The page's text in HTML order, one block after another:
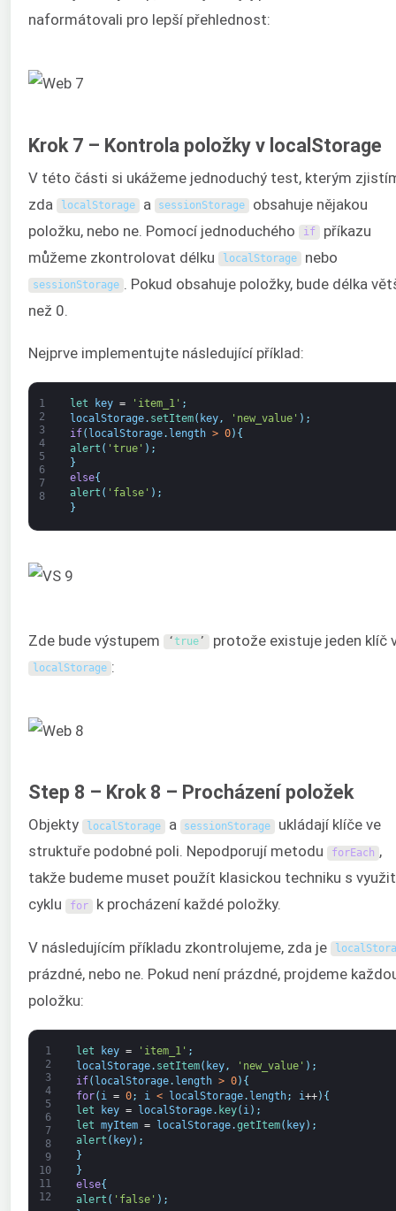
naformátovali pro lepší přehlednost:
Krok 7 – Kontrola položky v localStorage
V této části si ukážeme jednoduchý test, kterým
zda
localStorage a sessionStorage
obsahuje nějakou
položku, nebo ne. Pomocí jednoduchého
if příkazu
můžeme zkontrolovat délku
localStorage nebo
sessionStorage . Pokud obsahuje položky, bude délka
než 0.
Nejprve implementujte následující příklad:
1
2
3
4
5
6
7
8
let key = 'item_1' ;
localStorage. setItem( key, 'new_value' ) ;
if( localStorage. length > 0) {
alert ( 'true' ) ;
}
else{
alert ( 'false' ) ;
}
Zde bude výstupem ‘true’ protože existuje jeden klíč
localStorage :
Step 8 – Krok 8 – Procházení položek
Objekty localStorage a sessionStorage
ukládají klíče ve
struktuře podobné poli. Nepodporují metodu
forEach ,
takže budeme muset použít klasickou techniku s
cyklu
for k procházení každé položky.
V následujícím příkladu zkontrolujeme, zda je
prázdné, nebo ne. Pokud není prázdné, projdeme
položku:
1
2
3
4
5
6
7
8
9
10
11
12
let key = 'item_1' ;
localStorage. setItem( key, 'new_value' ) ;
if( localStorage. length > 0) {
for( i = 0; i < localStorage. length; i++) {
let
key = localStorage. key( i) ;
let myItem = localStorage.getItem( key) ;
alert ( key) ;
}
}
else{
alert ( 'false' ) ;